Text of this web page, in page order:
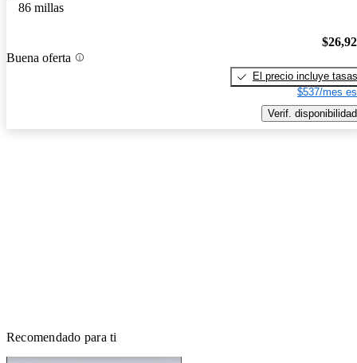
86 millas
Buena oferta
El precio incluye tasas
$537/mes
Verif. disponibilidad
Recomendado para ti